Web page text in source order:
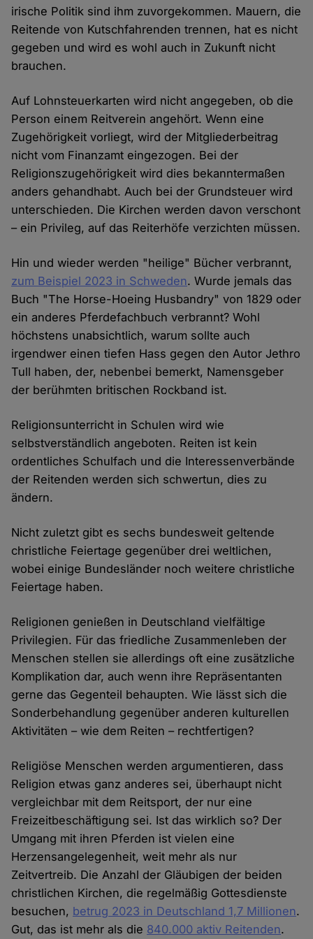
irische Politik sind ihm zuvorgekommen. Mauern, die
Reitende von Kutschfahrenden trennen, hat es nicht
gegeben und wird es wohl auch in Zukunft nicht
brauchen.
Auf Lohnsteuerkarten wird nicht angegeben, ob die
Person einem Reitverein angehört. Wenn eine
Zugehörigkeit vorliegt, wird der Mitgliederbeitrag
nicht vom Finanzamt eingezogen. Bei der
Religionszugehörigkeit wird dies bekanntermaßen
anders gehandhabt. Auch bei der Grundsteuer wird
unterschieden. Die Kirchen werden davon verschont
– ein Privileg, auf das Reiterhöfe verzichten müssen.
Hin und wieder werden "heilige" Bücher verbrannt,
zum Beispiel 2023 in Schweden. Wurde jemals das
Buch "The Horse-Hoeing Husbandry" von 1829 oder
ein anderes Pferdefachbuch verbrannt? Wohl
höchstens unabsichtlich, warum sollte auch
irgendwer einen tiefen Hass gegen den Autor Jethro
Tull haben, der, nebenbei bemerkt, Namensgeber
der berühmten britischen Rockband ist.
Religionsunterricht in Schulen wird wie
selbstverständlich angeboten. Reiten ist kein
ordentliches Schulfach und die Interessenverbände
der Reitenden werden sich schwertun, dies zu
ändern.
Nicht zuletzt gibt es sechs bundesweit geltende
christliche Feiertage gegenüber drei weltlichen,
wobei einige Bundesländer noch weitere christliche
Feiertage haben.
Religionen genießen in Deutschland vielfältige
Privilegien. Für das friedliche Zusammenleben der
Menschen stellen sie allerdings oft eine zusätzliche
Komplikation dar, auch wenn ihre Repräsentanten
gerne das Gegenteil behaupten. Wie lässt sich die
Sonderbehandlung gegenüber anderen kulturellen
Aktivitäten – wie dem Reiten – rechtfertigen?
Religiöse Menschen werden argumentieren, dass
Religion etwas ganz anderes sei, überhaupt nicht
vergleichbar mit dem Reitsport, der nur eine
Freizeitbeschäftigung sei. Ist das wirklich so? Der
Umgang mit ihren Pferden ist vielen eine
Herzensangelegenheit, weit mehr als nur
Zeitvertreib. Die Anzahl der Gläubigen der beiden
christlichen Kirchen, die regelmäßig Gottesdienste
besuchen, betrug 2023 in Deutschland 1,7 Millionen.
Gut, das ist mehr als die 840.000 aktiv Reitenden.